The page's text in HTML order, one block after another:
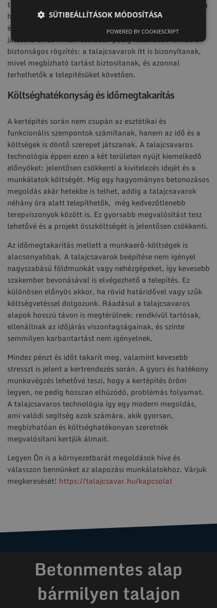
talajcsavarok különösen praktikusak, hiszen nincs szükség
hosszas előkészületekre vagy nehéz gépekre, mégis tartós
és stabil alapot nyújtanak. A gyermekek számára készült
játszóterek és hinták esetében pedig különösen fontos a
biztonságos rögzítés: a talajcsavarok itt is bizonyítanak,
mivel megbízható tartást biztosítanak, és azonnal
terhelhetők a telepítésüket követően.
Költséghatékonyság és időmegtakarítás
A kertépítés során nem csupán az esztétikai és
funkcionális szempontok számítanak, hanem az idő és a
költségek is döntő szerepet játszanak. A talajcsavaros
technológia éppen ezen a két területen nyújt kiemelkedő
előnyöket: jelentősen csökkenti a kivitelezés idejét és a
munkálatok költségét. Míg egy hagyományos betonozásos
megoldás akár hetekbe is telhet, addig a talajcsavarok
néhány óra alatt telepíthetők, még kedvezőtlenebb
terepviszonyok között is. Ez gyorsabb megvalósítást tesz
lehetővé és a projekt összköltségét is jelentősen csökkenti.
Az időmegtakarítás mellett a munkaerő-költségek is
alacsonyabbak. A talajcsavarok beépítése nem igényel
nagyszabású földmunkát vagy nehézgépeket, így kevesebb
szakember bevonásával is elvégezhető a telepítés. Ez
különösen előnyös akkor, ha rövid határidővel vagy szűk
költségvetéssel dolgozunk. Ráadásul a talajcsavaros
alapok hosszú távon is megtérülnek: rendkívül tartósak,
ellenállnak az időjárás viszontagságainak, és szinte
semmilyen karbantartást nem igényelnek.
Mindez pénzt és időt takarít meg, valamint kevesebb
stresszt is jelent a kertrendezés során. A gyors és hatékony
munkavégzés lehetővé teszi, hogy a kertépítés öröm
legyen, ne pedig hosszan elhúzódó, problémás folyamat.
A talajcsavaros technológia így egy modern megoldás,
ami valódi segítség azok számára, akik gyorsan,
megbízhatóan és költséghatékonyan szeretnék
megvalósítani kertjük álmait.
Legyen Ön is a környezetbarát megoldások híve és
válasszon bennünket az alapozási munkálatokhoz. Várjuk
megkeresését! https://talajcsavar.hu/kapcsolat
Betonmentes alap
bármilyen talajon
SÜTIBEÁLLÍTÁSOK MÓDOSÍTÁSA
POWERED BY COOKIESCRIPT